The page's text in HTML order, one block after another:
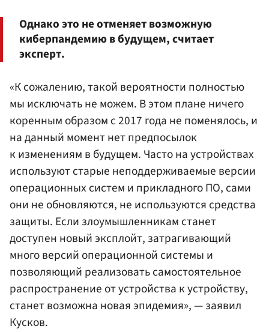
Однако это не отменяет возможную
киберпандемию в будущем, считает
эксперт.
«К сожалению, такой вероятности полностью
мы исключать не можем. В этом плане ничего
коренным образом с 2017 года не поменялось, и
на данный момент нет предпосылок
к изменениям в будущем. Часто на устройствах
используют старые неподдерживаемые версии
операционных систем и прикладного ПО, сами
они не обновляются, не используются средства
защиты. Если злоумышленникам станет
доступен новый эксплойт, затрагивающий
много версий операционной системы и
позволяющий реализовать самостоятельное
распространение от устройства к устройству,
станет возможна новая эпидемия», — заявил
Кусков.